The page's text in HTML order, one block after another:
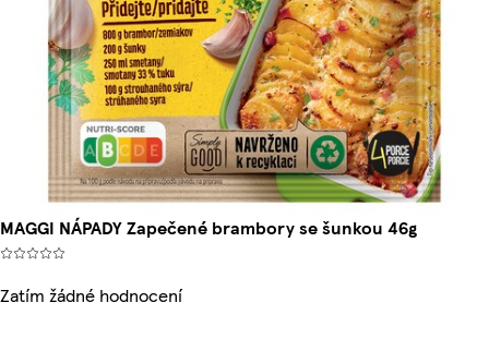
MAGGI NÁPADY Zapečené brambory se šunkou 46g
Zatím žádné hodnocení